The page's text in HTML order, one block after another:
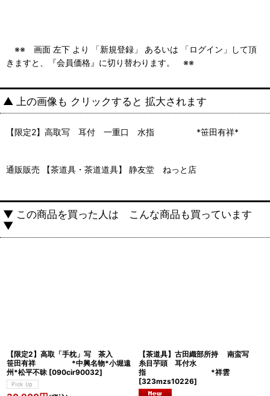
※※ 画面 左下 より 「新規登録」 あるいは 「ログイン」して頂
きますと、『会員価格』に切り替わります。 ※※
▲ 上の画像も クリックすると 拡大されます
【限定2】高取写 耳付 一重口 水指 *笹田有祥*
通販販売 【茶道具・茶道道具】 静友堂 ねっと店
▼ この商品を買った人は こんな商品も買っています
▼
【限定2】高取「手枕」写 茶入
笹田有祥 *中興名物*小堀遠
州*松平不昧 [090cir90032]
【茶道具】古田織部所持 南蛮写
糸目芋頭 耳付水
指 *祥雲
[323mzs10226]